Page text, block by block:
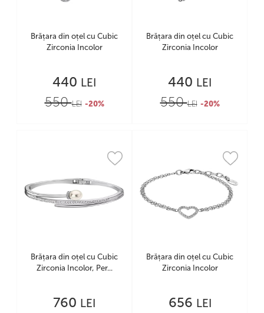
Brățara din oțel cu Cubic
Zirconia Incolor
440 LEI
550LEI -20%
Brățara din oțel cu Cubic
Zirconia Incolor
440 LEI
550LEI -20%
Brățara din oțel cu Cubic
Zirconia Incolor, Per...
760 LEI
Brățara din oțel cu Cubic
Zirconia Incolor
656 LEI